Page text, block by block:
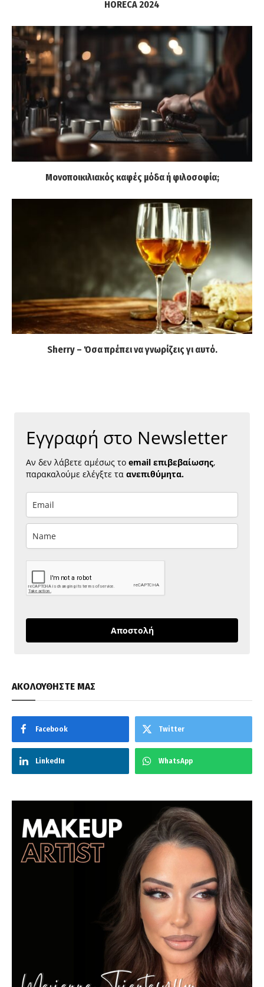
HORECA 2024
Μονοποικιλιακός καφές μόδα ή φιλοσοφία;
Sherry – Όσα πρέπει να γνωρίζεις γι αυτό.
Εγγραφή στο Newsletter
Αν δεν λάβετε αμέσως το email επιβεβαίωσης,
παρακαλούμε ελέγξτε τα ανεπιθύμητα.
Αποστολή
ΑΚΟΛΟΥΘΗΣΤΕ ΜΑΣ
Facebook Twitter
LinkedIn WhatsApp